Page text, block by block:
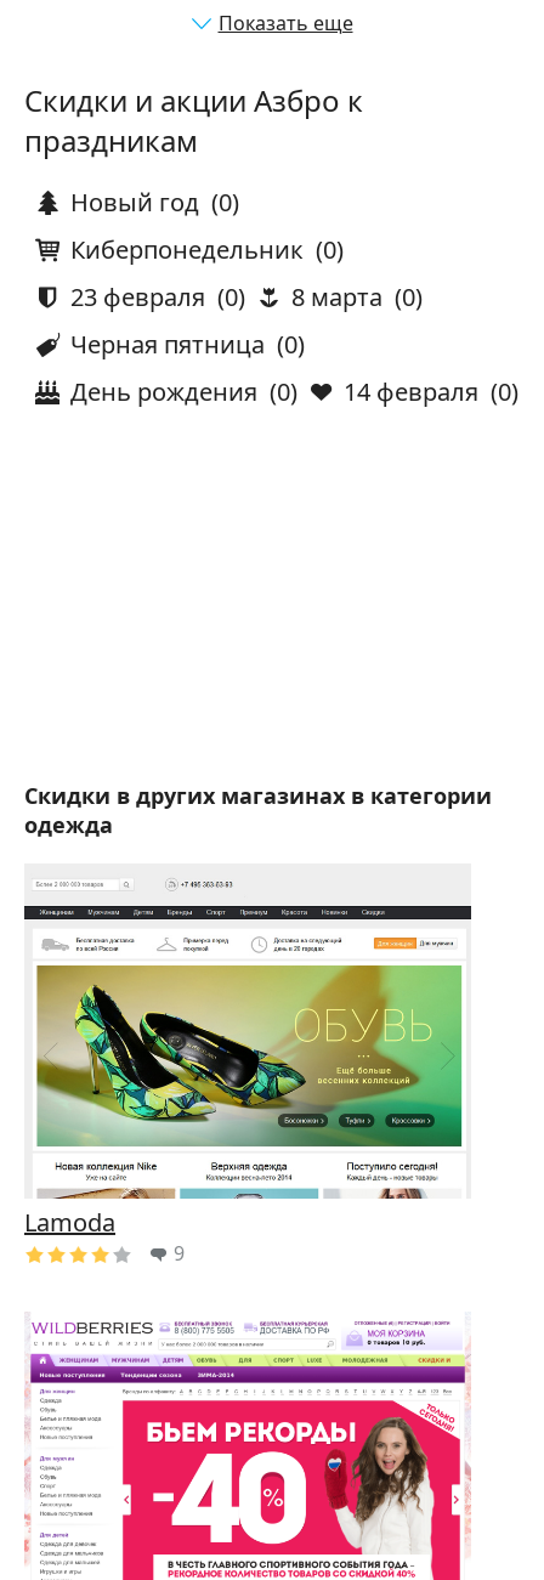
Показать еще
Скидки и акции Азбро к
праздникам
Новый год (0)
Киберпонедельник (0)
23 февраля (0) 8 марта (0)
Черная пятница (0)
День рождения (0) 14 февраля (0)
Скидки в других магазинах в категории
одежда
Lamoda
9